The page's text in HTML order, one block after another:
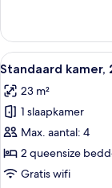
kamer,
kingsize
(Pet
Friendly)
Alle
foto's
voor
Standaard
kamer,
2
queensize
4
Standaard kamer,
23 m²
1 slaapkamer
Max. aantal: 4
2 queensize
Gratis wifi